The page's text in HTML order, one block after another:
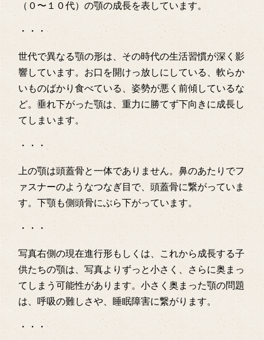
（０〜１０代）の顎の成長を表しています。
・・・
世代で異なる顎の形は、その時代の生活習慣が深く影
響しています。お口を開けっ放しにしている、軟らか
いものばかり食べている、姿勢が悪く前傾しているな
ど。垂れ下がった顎は、重力に勝てず下向きに成長し
てしまいます。
・・・
上の顎は頭蓋骨と一体でありません。鼻のあたりでフ
ァスナーのようなつなぎ目で、頭蓋骨に繋がっていま
す。下顎も側頭骨にぶら下がっています。
・・・
写真右側の現在進行形もしくは、これから成長する子
供たちの顎は、写真よりずっと小さく、さらに奥まっ
てしまう可能性があります。小さく奥まった顎の問題
は、呼吸の難しさや、睡眠障害に繋がります。
・・・